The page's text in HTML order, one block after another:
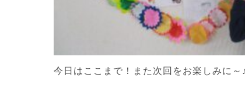
今日はここまで！また次回をお楽しみに～